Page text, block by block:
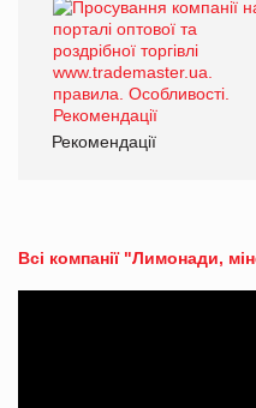
Рекомендації
Всі компанії "Лимонади,